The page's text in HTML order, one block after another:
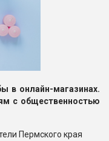
в онлайн-магазинах.
с общественностью
Пермского края